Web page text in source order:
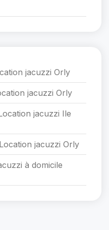
jacuzzi Orly
jacuzzi Orly
jacuzzi Ile
Location jacuzzi Orly
à domicile